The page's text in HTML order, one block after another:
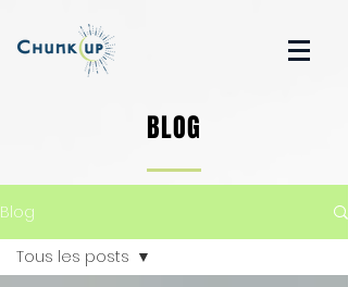
BLOG
Blog
Tous les posts